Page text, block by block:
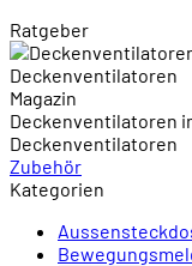
Ratgeber
Magazin
Deckenventilatoren
Deckenventilatoren
Zubehör
Kategorien